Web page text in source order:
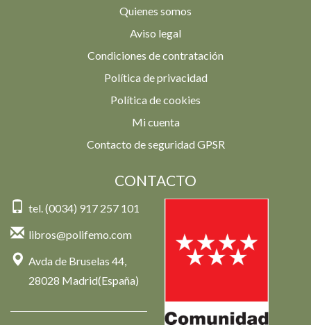
Quienes somos
Aviso legal
Condiciones de contratación
Política de privacidad
Política de cookies
Mi cuenta
Contacto de seguridad GPSR
CONTACTO
tel. (0034) 917 257 101
libros@polifemo.com
Avda de Bruselas 44,
28028 Madrid(España)